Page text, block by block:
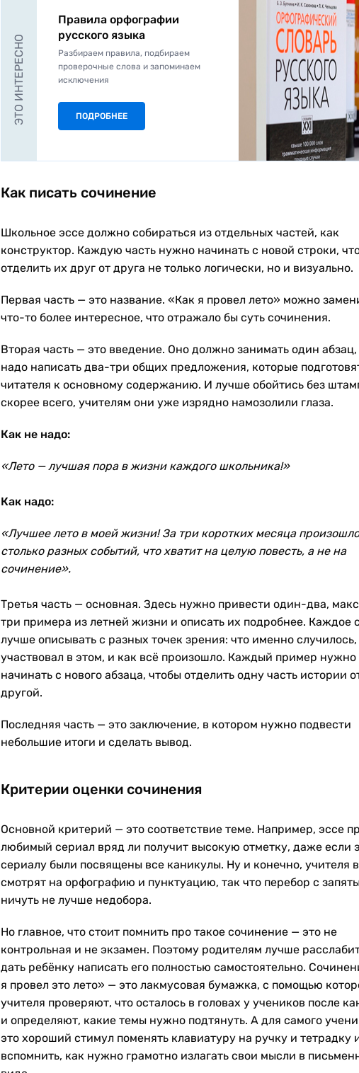
ЭТО ИНТЕРЕСНО
Правила орфографии
русского языка
Разбираем правила, подбираем
проверочные слова и запоминаем
исключения
ПОДРОБНЕЕ
Как писать сочинение
Школьное эссе должно собираться из отдельных частей, как
конструктор. Каждую часть нужно начинать с новой строки,
отделить их друг от друга не только логически, но и визуально.
Первая часть — это название. «Как я провел лето» можно
что-то более интересное, что отражало бы суть сочинения.
Вторая часть — это введение. Оно должно занимать один
надо написать два-три общих предложения, которые
читателя к основному содержанию. И лучше обойтись без
скорее всего, учителям они уже изрядно намозолили глаза.
Как не надо:
«Лето — лучшая пора в жизни каждого школьника!»
Как надо:
«Лучшее лето в моей жизни! За три коротких месяца произошло
столько разных событий, что хватит на целую повесть, а не на
сочинение».
Третья часть — основная. Здесь нужно привести один-два,
три примера из летней жизни и описать их подробнее. Каждое
лучше описывать с разных точек зрения: что именно случилось,
участвовал в этом, и как всё произошло. Каждый пример нужно
начинать с нового абзаца, чтобы отделить одну часть истории
другой.
Последняя часть — это заключение, в котором нужно подвести
небольшие итоги и сделать вывод.
Критерии оценки сочинения
Основной критерий — это соответствие теме. Например, эссе
любимый сериал вряд ли получит высокую отметку, даже если
сериалу были посвящены все каникулы. Ну и конечно, учителя
смотрят на орфографию и пунктуацию, так что перебор с
ничуть не лучше недобора.
Но главное, что стоит помнить про такое сочинение — это не
контрольная и не экзамен. Поэтому родителям лучше
дать ребёнку написать его полностью самостоятельно.
я провел это лето» — это лакмусовая бумажка, с помощью
учителя проверяют, что осталось в головах у учеников после
и определяют, какие темы нужно подтянуть. А для самого
это хороший стимул поменять клавиатуру на ручку и тетрадку
вспомнить, как нужно грамотно излагать свои мысли в